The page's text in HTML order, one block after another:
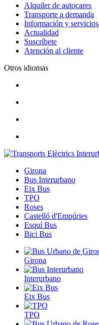
Alquiler de autocares
Transporte a demanda
Información y servicios
Actualidad
Suscríbete
Atención al cliente
Otros idiomas
Girona
Bus Interurbano
Eix Bus
TPO
Roses
Castelló d'Empúries
Esquí Bus
Bici Bus
Girona
Interurbano
Eix Bus
TPO